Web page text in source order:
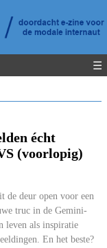
☰
écht
(voorlopig)
de deur open voor een
truc in de Gemini-
leven als inspiratie
En het beste?